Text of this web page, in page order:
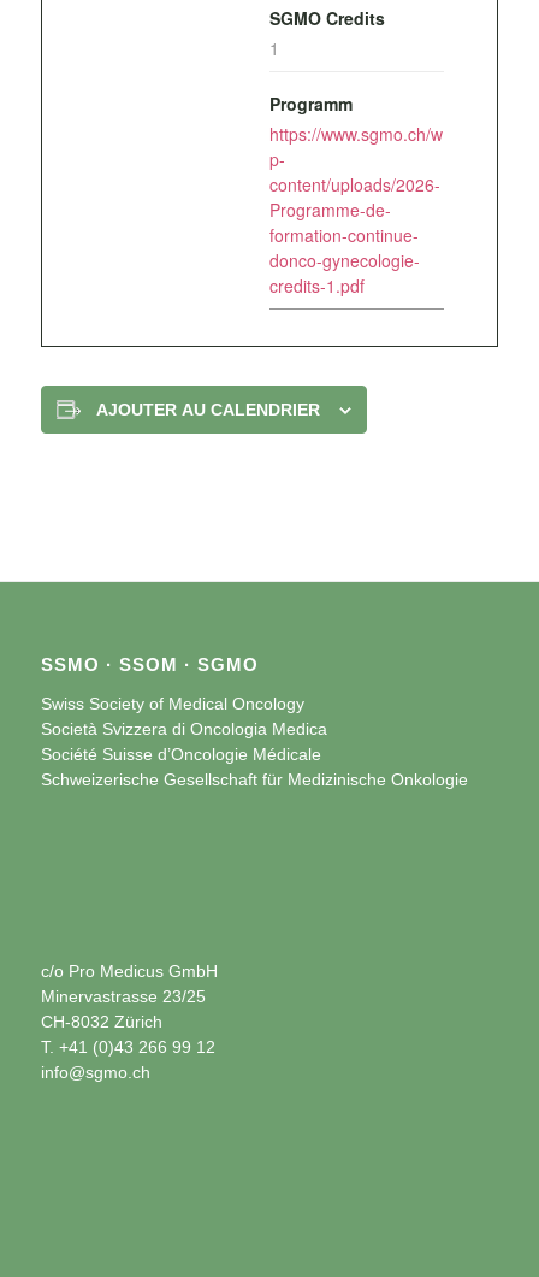
SGMO Credits
1
Programm
https://www.sgmo.ch/w
p-
content/uploads/2026-
Programme-de-
formation-continue-
donco-gynecologie-
credits-1.pdf
AJOUTER AU CALENDRIER
SSMO · SSOM · SGMO
Swiss Society of Medical Oncology
Società Svizzera di Oncologia Medica
Société Suisse d’Oncologie Médicale
Schweizerische Gesellschaft für Medizinische Onkologie
c/o Pro Medicus GmbH
Minervastrasse 23/25
CH-8032 Zürich
T. +41 (0)43 266 99 12
info@sgmo.ch